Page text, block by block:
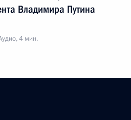
Владимира Путина
4 мин.